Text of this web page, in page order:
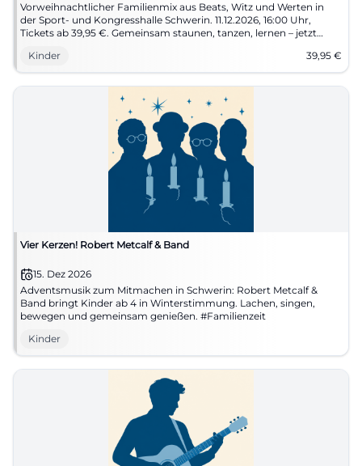
Vorweihnachtlicher Familienmix aus Beats, Witz und Werten in
der Sport- und Kongresshalle Schwerin. 11.12.2026, 16:00 Uhr,
Tickets ab 39,95 €. Gemeinsam staunen, tanzen, lernen – jetzt
Kinder
39,95 €
Vier Kerzen! Robert Metcalf & Band
15. Dez 2026
Adventsmusik zum Mitmachen in Schwerin: Robert Metcalf &
Band bringt Kinder ab 4 in Winterstimmung. Lachen, singen,
bewegen und gemeinsam genießen. #Familienzeit
Kinder